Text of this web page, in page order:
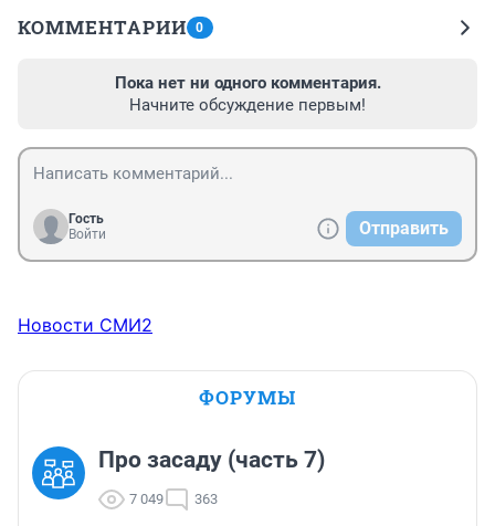
КОММЕНТАРИИ 0
Пока нет ни одного комментария.
Начните обсуждение первым!
Гость
Войти
Отправить
Новости СМИ2
ФОРУМЫ
Про засаду (часть 7)
7 049 363